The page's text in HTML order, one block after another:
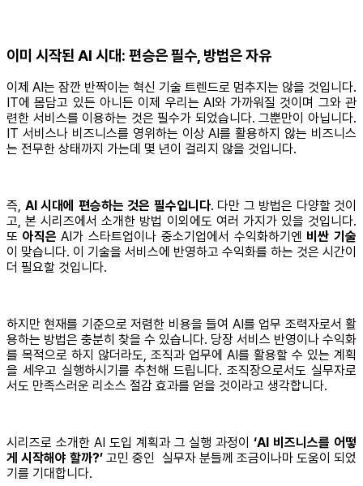
이미 시작된 AI 시대: 편승은 필수, 방법은 자유
이제 AI는 잠깐 반짝이는 혁신 기술 트렌드로 멈추지는 않을 것입니다.
IT에 몸담고 있든 아니든 이제 우리는 AI와 가까워질 것이며 그와 관
련한 서비스를 이용하는 것은 필수가 되었습니다. 그뿐만이 아닙니다.
IT 서비스나 비즈니스를 영위하는 이상 AI를 활용하지 않는 비즈니스
는 전무한 상태까지 가는데 몇 년이 걸리지 않을 것입니다.
즉, AI 시대에 편승하는 것은 필수입니다. 다만 그 방법은 다양할 것이
고, 본 시리즈에서 소개한 방법 이외에도 여러 가지가 있을 것입니다.
또 아직은 AI가 스타트업이나 중소기업에서 수익화하기엔 비싼 기술
이 맞습니다. 이 기술을 서비스에 반영하고 수익화를 하는 것은 시간이
더 필요할 것입니다.
하지만 현재를 기준으로 저렴한 비용을 들여 AI를 업무 조력자로서 활
용하는 방법은 충분히 찾을 수 있습니다. 당장 서비스 반영이나 수익화
를 목적으로 하지 않더라도, 조직과 업무에 AI를 활용할 수 있는 계획
을 세우고 실행하시기를 추천해 드립니다. 조직장으로서도 실무자로
서도 만족스러운 리소스 절감 효과를 얻을 것이라고 생각합니다.
시리즈로 소개한 AI 도입 계획과 그 실행 과정이‘AI 비즈니스를 어떻
게 시작해야 할까?’ 고민 중인 실무자 분들께 조금이나마 도움이 되었
기를 기대합니다.